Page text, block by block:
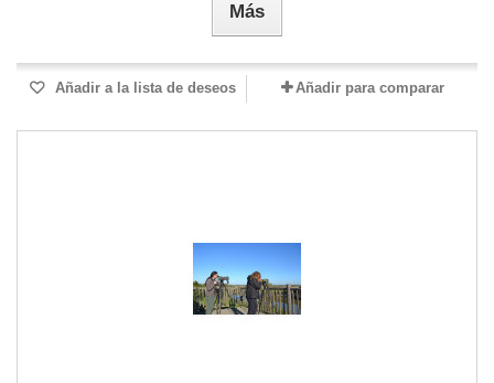
Más
Añadir a la lista de deseos Añadir para comparar